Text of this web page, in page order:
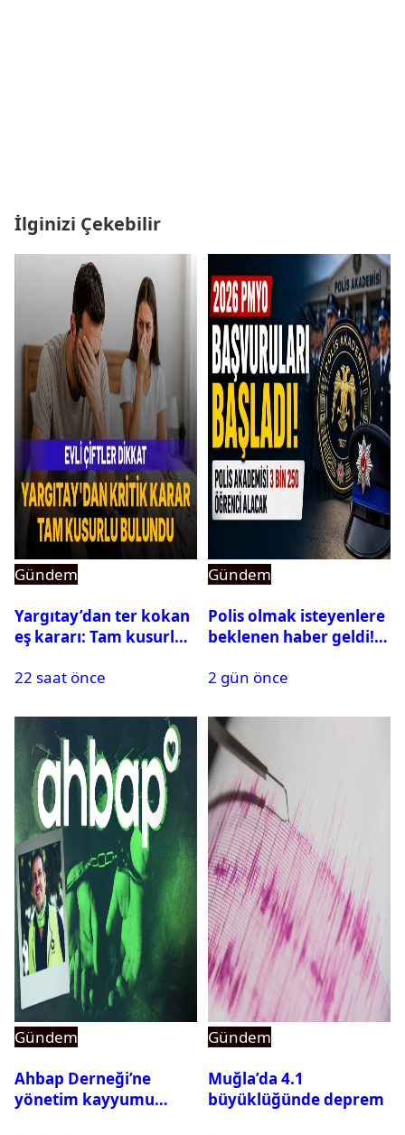
İlginizi Çekebilir
Gündem
Yargıtay’dan ter kokan
eş kararı: Tam kusurlu
22 saat önce
Gündem
Polis olmak isteyenlere
beklenen haber geldi!
2 gün önce
Gündem
Ahbap Derneği’ne
yönetim kayyumu
Gündem
Muğla’da 4.1
büyüklüğünde deprem